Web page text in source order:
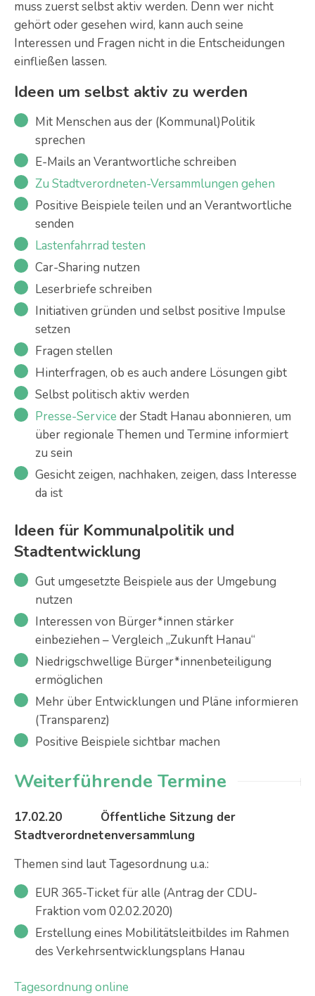
muss zuerst selbst aktiv werden. Denn wer nicht
gehört oder gesehen wird, kann auch seine
Interessen und Fragen nicht in die Entscheidungen
einfließen lassen.
Ideen um selbst aktiv zu werden
Mit Menschen aus der (Kommunal)Politik
sprechen
E-Mails an Verantwortliche schreiben
Zu Stadtverordneten-Versammlungen gehen
Positive Beispiele teilen und an Verantwortliche
senden
Lastenfahrrad testen
Car-Sharing nutzen
Leserbriefe schreiben
Initiativen gründen und selbst positive Impulse
setzen
Fragen stellen
Hinterfragen, ob es auch andere Lösungen gibt
Selbst politisch aktiv werden
Presse-Service der Stadt Hanau abonnieren, um
über regionale Themen und Termine informiert
zu sein
Gesicht zeigen, nachhaken, zeigen, dass Interesse
da ist
Ideen für Kommunalpolitik und
Stadtentwicklung
Gut umgesetzte Beispiele aus der Umgebung
nutzen
Interessen von Bürger*innen stärker
einbeziehen – Vergleich „Zukunft Hanau“
Niedrigschwellige Bürger*innenbeteiligung
ermöglichen
Mehr über Entwicklungen und Pläne informieren
(Transparenz)
Positive Beispiele sichtbar machen
Weiterführende Termine
17.02.20 Öffentliche Sitzung der
Stadtverordnetenversammlung
Themen sind laut Tagesordnung u.a.:
EUR 365-Ticket für alle (Antrag der CDU-
Fraktion vom 02.02.2020)
Erstellung eines Mobilitätsleitbildes im Rahmen
des Verkehrsentwicklungsplans Hanau
Tagesordnung online